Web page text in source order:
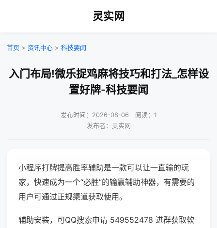
灵实网
首页 > 资讯中心 > 科技要闻
入门布局!微乐捉鸡麻将技巧和打法_怎样设
置好牌-科技要闻
发布时间：2026-08-06｜阅读：1
发布者：灵实网
小程序打牌提高胜率辅助是一款可以让一直输的玩
家，快速成为一个“必胜”的输赢辅助神器，有需要的
用户可通过正规渠道获取使用。
辅助安装，可QQ搜索申请 549552478 进群获取软